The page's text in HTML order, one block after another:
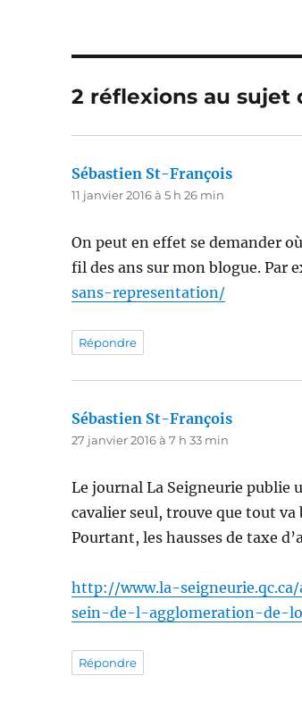
2 réflexions au sujet
Sébastien St-François
11 janvier 2016 à 5 h 26 min
On peut en effet se demander
fil des ans sur mon blogue. Par
sans-representation/
Répondre
Sébastien St-François
27 janvier 2016 à 7 h 33 min
Le journal La Seigneurie publie
cavalier seul, trouve que tout
Pourtant, les hausses de taxe
http://www.la-
sein-de-l-agglomeration-de-
Répondre